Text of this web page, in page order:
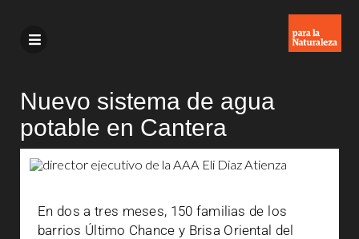
Nuevo sistema de agua
potable en Cantera
En dos a tres meses, 150 familias de los
barrios Último Chance y Brisa Oriental del